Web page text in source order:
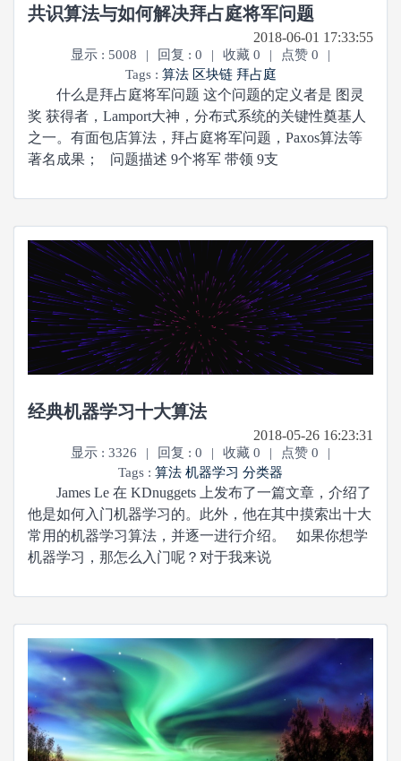
共识算法与如何解决拜占庭将军问题
2018-06-01 17:33:55
显示 : 5008 | 回复 : 0 | 收藏 0 | 点赞 0
|
Tags : 算法 区块链 拜占庭
什么是拜占庭将军问题 这个问题的定义者是 图灵
奖 获得者，Lamport大神，分布式系统的关键性奠基人
之一。有面包店算法，拜占庭将军问题，Paxos算法等
著名成果； 问题描述 9个将军 带领 9支
经典机器学习十大算法
2018-05-26 16:23:31
显示 : 3326 | 回复 : 0 | 收藏 0 | 点赞 0
|
Tags : 算法 机器学习 分类器
James Le 在 KDnuggets 上发布了一篇文章，介绍了
他是如何入门机器学习的。此外，他在其中摸索出十大
常用的机器学习算法，并逐一进行介绍。 如果你想学
机器学习，那怎么入门呢？对于我来说